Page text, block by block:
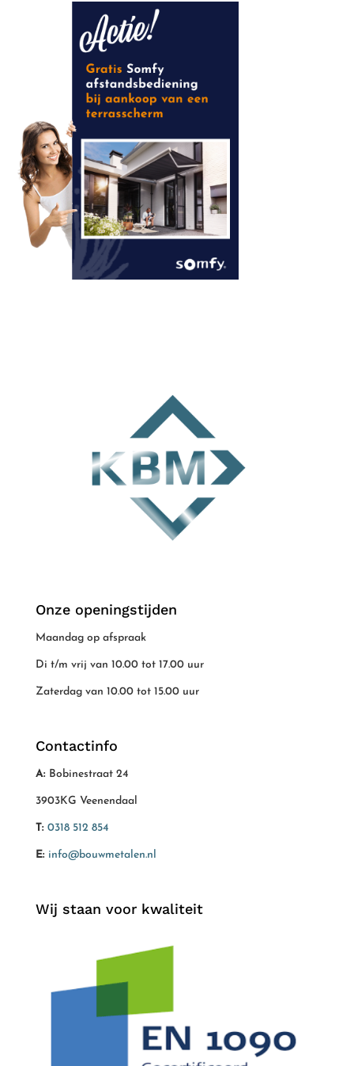
Onze openingstijden
Maandag op afspraak
Di t/m vrij van 10.00 tot 17.00 uur
Zaterdag van 10.00 tot 15.00 uur
Contactinfo
A: Bobinestraat 24
3903KG Veenendaal
T: 0318 512 854
E: info@bouwmetalen.nl
Wij staan voor kwaliteit